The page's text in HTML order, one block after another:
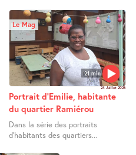
21 min
Le Mag
24 Juillet 2026
Portrait d’Emilie, habitante
du quartier Ramiérou
Dans la série des portraits
d’habitants des quartiers...